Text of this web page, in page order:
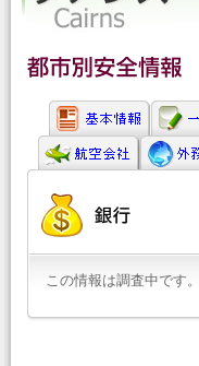
この情報は調査中です。